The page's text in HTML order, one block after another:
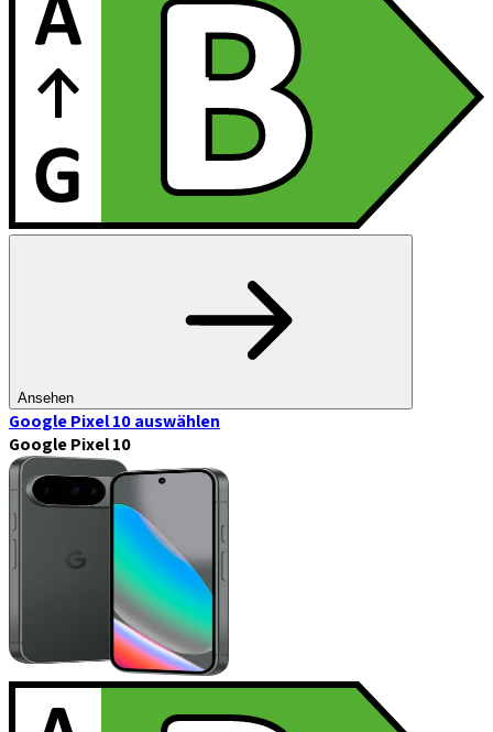
Ansehen
Google Pixel 10auswählen
Google Pixel 10